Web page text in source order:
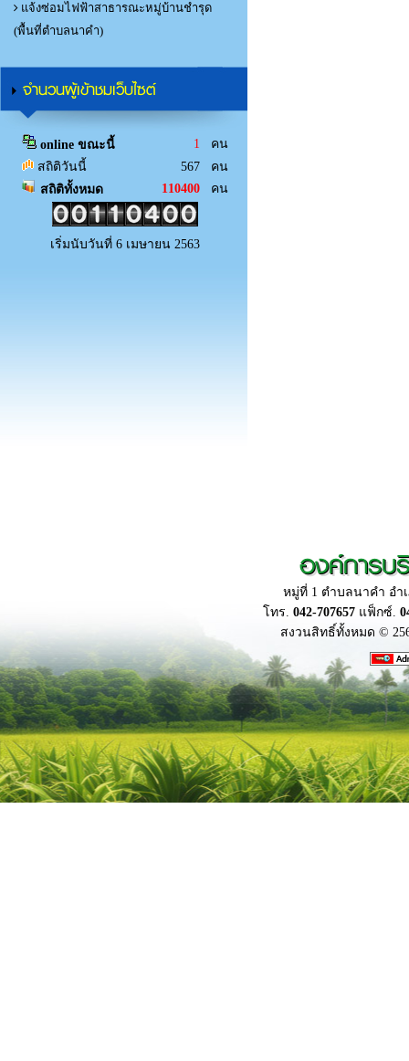
แจ้งซ่อมไฟฟ้าสาธารณะหมู่บ้านชำรุด
(พื้นที่ตำบลนาคำ)
จำนวนผู้เข้าชมเว็บไซต์
online ขณะนี้ 1 คน
สถิติวันนี้
567 คน
สถิติทั้งหมด
110400 คน
เริ่มนับวันที่ 6 เมษายน 2563
องค์การบ
หมู่ที่ 1 ตำบลนาคำ อำ
โทร. 042-707657 แฟ็กซ์.
สงวนสิทธิ์ทั้งหมด ©